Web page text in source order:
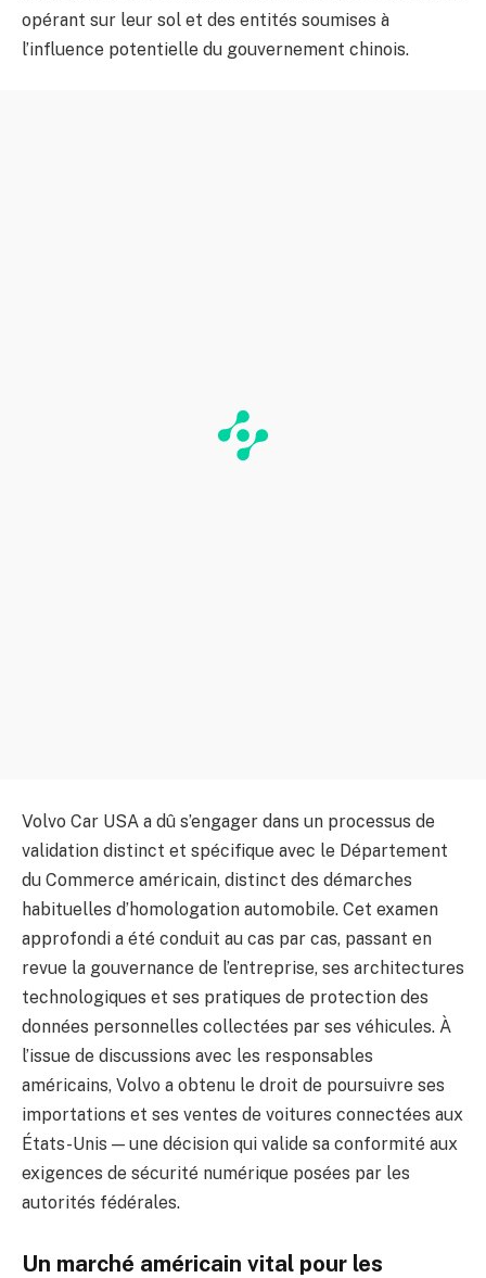
opérant sur leur sol et des entités soumises à
l’influence potentielle du gouvernement chinois.
Volvo Car USA a dû s’engager dans un processus de
validation distinct et spécifique avec le Département
du Commerce américain, distinct des démarches
habituelles d’homologation automobile. Cet examen
approfondi a été conduit au cas par cas, passant en
revue la gouvernance de l’entreprise, ses architectures
technologiques et ses pratiques de protection des
données personnelles collectées par ses véhicules. À
l’issue de discussions avec les responsables
américains, Volvo a obtenu le droit de poursuivre ses
importations et ses ventes de voitures connectées aux
États-Unis — une décision qui valide sa conformité aux
exigences de sécurité numérique posées par les
autorités fédérales.
Un marché américain vital pour les